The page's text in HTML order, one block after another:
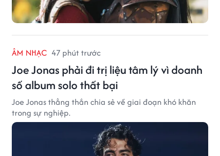
ÂM NHẠC 47 phút trước
Joe Jonas phải đi trị liệu tâm lý vì doanh
số album solo thất bại
Joe Jonas thẳng thắn chia sẻ về giai đoạn khó khăn
trong sự nghiệp.